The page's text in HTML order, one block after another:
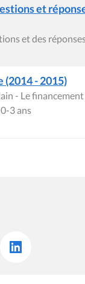
et
et des
- 2015)
- Le financement
3 ans